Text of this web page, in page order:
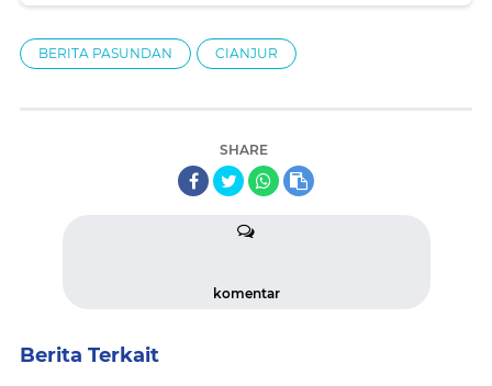
BERITA PASUNDAN CIANJUR
SHARE
komentar
Berita Terkait